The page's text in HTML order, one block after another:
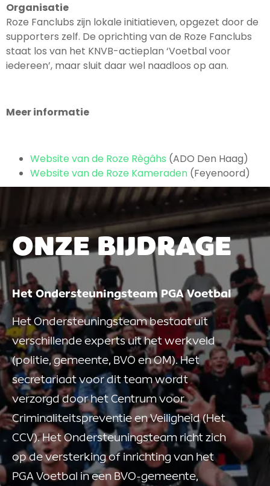
Organisatie
Roze Fanclubs zijn lokale initiatieven, opgezet door de
supporters zelf. De oprichting van de Roze Fanclubs
staat los van het KNVB-actieplan ‘Voetbal voor
iedereen’, maar sluit daar wel naadloos op aan.
Meer informatie
Website van de Roze Règâhs (ADO Den Haag)
Website van de Roze Kameraden (Feyenoord)
ONZE BIJDRAGE
Het Ondersteuningsteam PGA Voetbal
Het Ondersteuningsteam bestaat uit
verschillende experts uit het werkveld
(politie, gemeente, BVO en OM). Het
secretariaat voor dit team wordt
verzorgd door het Centrum voor
Criminaliteitspreventie en Veiligheid (Het
CCV). Het Ondersteuningsteam richt zich
op de versterking of inrichting van het
PGA Voetbal in een BVO-gemeente,